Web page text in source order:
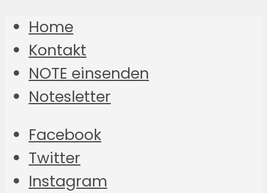
Home
Kontakt
NOTE einsenden
Notesletter
Facebook
Twitter
Instagram